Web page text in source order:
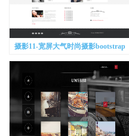
摄影11-宽屏大气时尚摄影bootstrap